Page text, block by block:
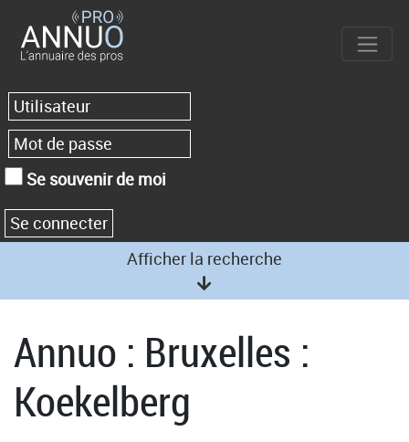
Se souvenir de moi
Afficher la recherche
Annuo : Bruxelles :
Koekelberg